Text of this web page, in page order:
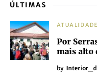
ÚLTIMAS
ATUALIDADE
Por
mais alto
by